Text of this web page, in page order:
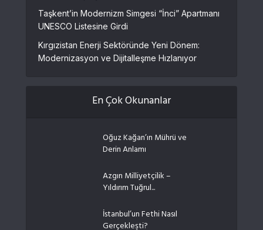
Taşkent’in Modernizm Simgesi “İnci” Apartmanı
UNESCO Listesine Girdi
Kırgızistan Enerji Sektöründe Yeni Dönem:
Modernizasyon ve Dijitalleşme Hızlanıyor
En Çok Okunanlar
Oğuz Kağan’ın Mührü ve
Derin Anlamı
Azgın Milliyetçilik –
Yıldırım Tuğrul...
İstanbul’un Fethi Nasıl
Gerçekleşti?